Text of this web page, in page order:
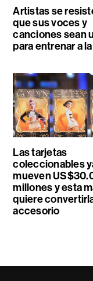
Artistas se
que sus voces y
canciones sean
para entrenar a
Las tarjetas
coleccionables
mueven
millones y esta
quiere
accesorio